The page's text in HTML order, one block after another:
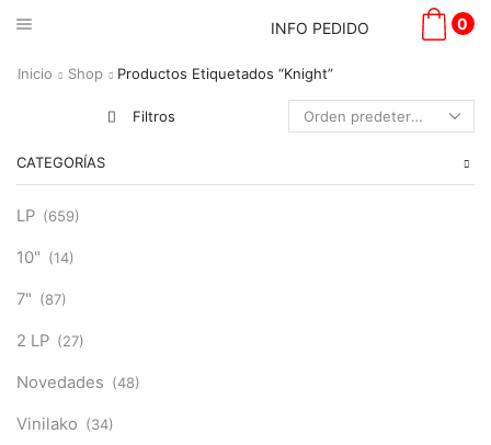
INFO PEDIDO 0
Inicio Shop Productos Etiquetados “Knight”
Filtros
CATEGORÍAS
LP (659)
10" (14)
7" (87)
2 LP (27)
Novedades (48)
Vinilako (34)